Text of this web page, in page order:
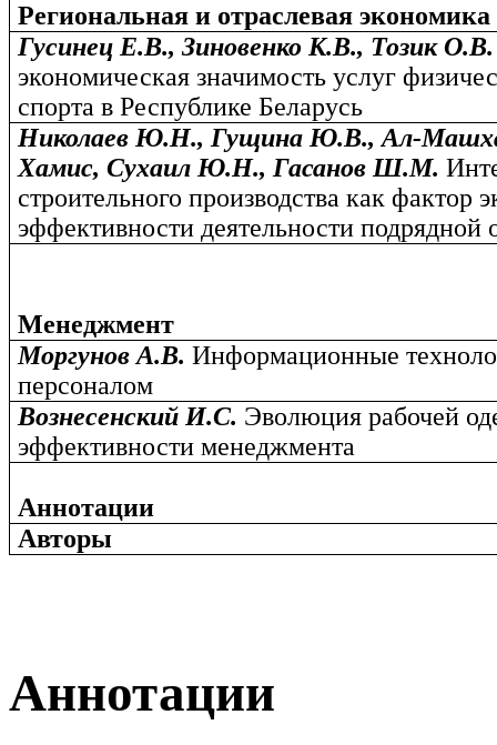
Региональная и отраслевая экономика
Гусинец Е.В., Зиновенко К.В., Тозик
экономическая значимость услуг
спорта в Республике Беларусь
Николаев Ю.Н., Гущина Ю.В., Ал-
Хамис, Сухаил Ю.Н., Гасанов Ш.М.
строительного производства как фактор
эффективности деятельности подрядной
Менеджмент
Моргунов А.В.Информационные
персоналом
Вознесенский И.С. Эволюция рабочей
эффективности менеджмента
Аннотации
Авторы
Аннотации